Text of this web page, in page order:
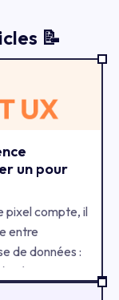
📝
un pour
pixel compte, il
entre
de données :
Certains
d’autres